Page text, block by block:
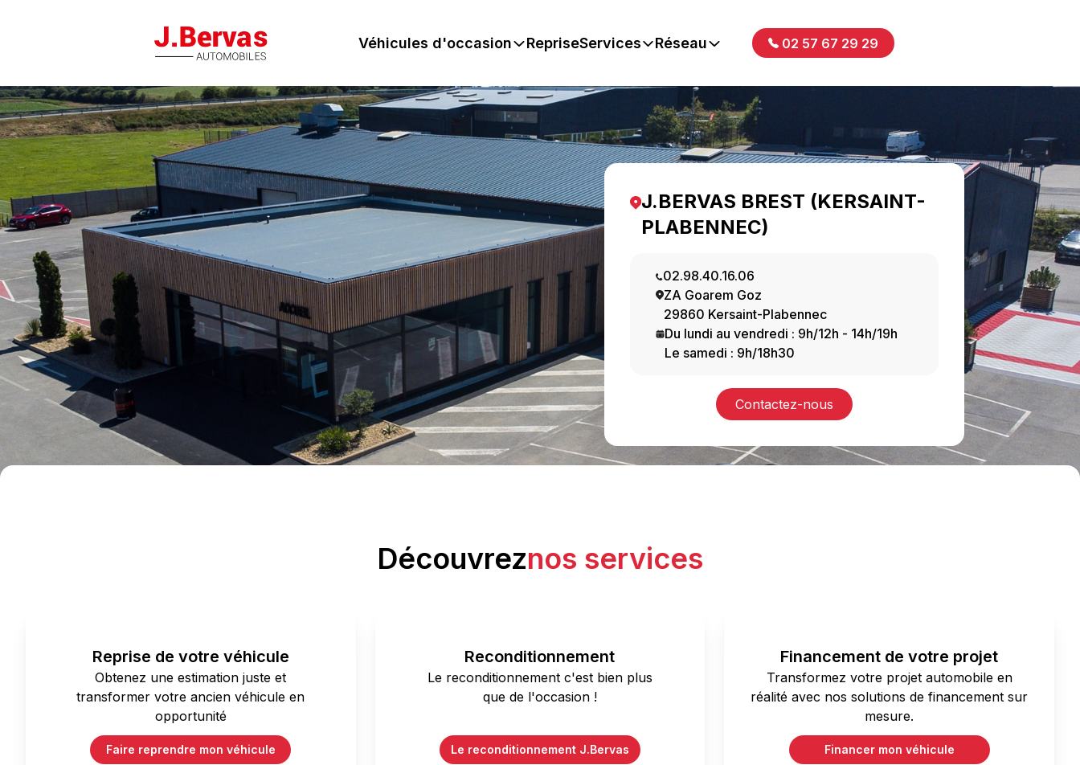
J.Bervas Véhicules d'occasion RepriseServices Réseau 02 57 67 29 29
J.BERVAS BREST (KERSAINT-
PLABENNEC)
02.98.40.16.06
ZA Goarem Goz
29860 Kersaint-Plabennec
Du lundi au vendredi : 9h/12h - 14h/19h
Le samedi : 9h/18h30
Contactez-nous
Découvreznos services
Reprise de votre véhicule
Obtenez une estimation juste et
transformer votre ancien véhicule en
opportunité
Faire reprendre mon véhicule
Reconditionnement
Le reconditionnement c'est bien plus
que de l'occasion !
Le reconditionnement J.Bervas
Financement de votre projet
Transformez votre projet automobile en
réalité avec nos solutions de financement sur
mesure.
Financer mon véhicule